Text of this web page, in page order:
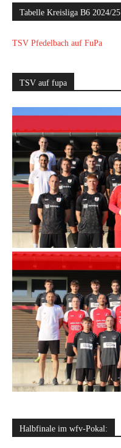
Tabelle Kreisliga B6 2024/25
TSV Pfedelbach auf FuPa
TSV auf fupa
Halbfinale im wfv-Pokal: